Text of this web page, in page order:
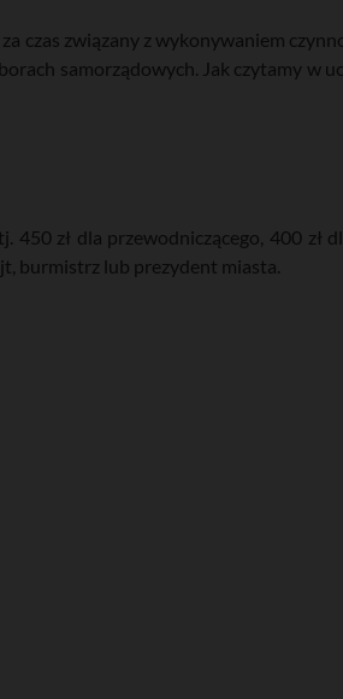
czas związany z wykonywaniem
samorządowych. Jak czytamy w
zł dla przewodniczącego, 400 zł
burmistrz lub prezydent miasta.